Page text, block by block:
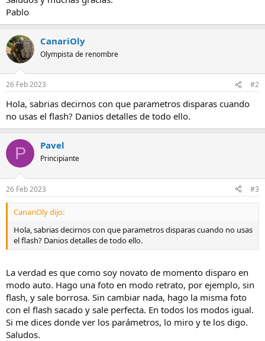
Pablo
CanariOly
Olympista de renombre
26 Feb 2023 #2
Hola, sabrias decirnos con que parametros disparas cuando
no usas el flash? Danios detalles de todo ello.
P Pavel
Principiante
26 Feb 2023 #3
CanariOly dijo:
Hola, sabrias decirnos con que parametros disparas cuando no usas
el flash? Danios detalles de todo ello.
La verdad es que como soy novato de momento disparo en
modo auto. Hago una foto en modo retrato, por ejemplo, sin
flash, y sale borrosa. Sin cambiar nada, hago la misma foto
con el flash sacado y sale perfecta. En todos los modos igual.
Si me dices donde ver los parámetros, lo miro y te los digo.
Saludos.